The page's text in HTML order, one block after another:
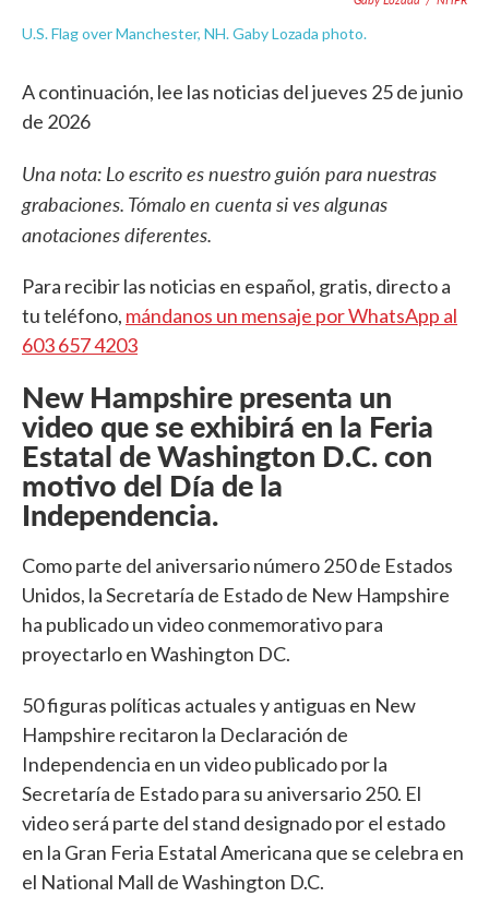
U.S. Flag over Manchester, NH. Gaby Lozada photo.
A continuación, lee las noticias del jueves 25 de junio
de 2026
Una nota: Lo escrito es nuestro guión para nuestras
grabaciones. Tómalo en cuenta si ves algunas
anotaciones diferentes.
Para recibir las noticias en español, gratis, directo a
tu teléfono, mándanos un mensaje por WhatsApp al
603 657 4203
New Hampshire presenta un
video que se exhibirá en la Feria
Estatal de Washington D.C. con
motivo del Día de la
Independencia.
Como parte del aniversario número 250 de Estados
Unidos, la Secretaría de Estado de New Hampshire
ha publicado un video conmemorativo para
proyectarlo en Washington DC.
50 figuras políticas actuales y antiguas en New
Hampshire recitaron la Declaración de
Independencia en un video publicado por la
Secretaría de Estado para su aniversario 250. El
video será parte del stand designado por el estado
en la Gran Feria Estatal Americana que se celebra en
el National Mall de Washington D.C.